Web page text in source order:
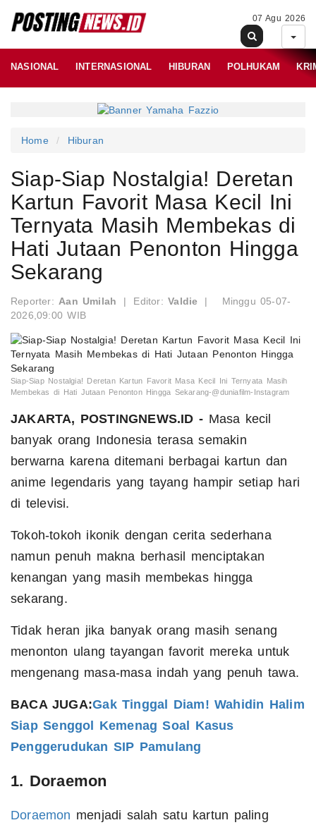
07 Agu 2026
NASIONAL INTERNASIONAL HIBURAN POLHUKAM
Home Hiburan
Siap-Siap Nostalgia! Deretan
Kartun Favorit Masa Kecil Ini
Ternyata Masih Membekas di
Hati Jutaan Penonton Hingga
Sekarang
Reporter:Aan Umilah | Editor:Valdie |
Minggu 05-07-
2026,09:00 WIB
Siap-Siap Nostalgia! Deretan Kartun Favorit Masa Kecil Ini Ternyata Masih
Membekas di Hati Jutaan Penonton Hingga Sekarang-@duniafilm-Instagram
JAKARTA, POSTINGNEWS.ID - Masa kecil
banyak orang Indonesia terasa semakin
berwarna karena ditemani berbagai kartun dan
anime legendaris yang tayang hampir setiap hari
di televisi.
Tokoh-tokoh ikonik dengan cerita sederhana
namun penuh makna berhasil menciptakan
kenangan yang masih membekas hingga
sekarang.
Tidak heran jika banyak orang masih senang
menonton ulang tayangan favorit mereka untuk
mengenang masa-masa indah yang penuh tawa.
BACA JUGA:Gak Tinggal Diam! Wahidin Halim
Siap Senggol Kemenag Soal Kasus
Penggerudukan SIP Pamulang
1. Doraemon
Doraemon menjadi salah satu kartun paling